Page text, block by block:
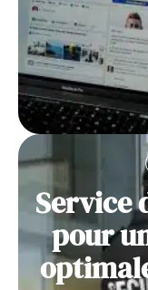
Service
pour